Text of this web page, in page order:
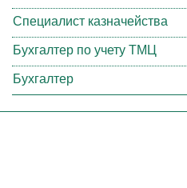
Специалист казначейства
Бухгалтер по учету ТМЦ
Бухгалтер